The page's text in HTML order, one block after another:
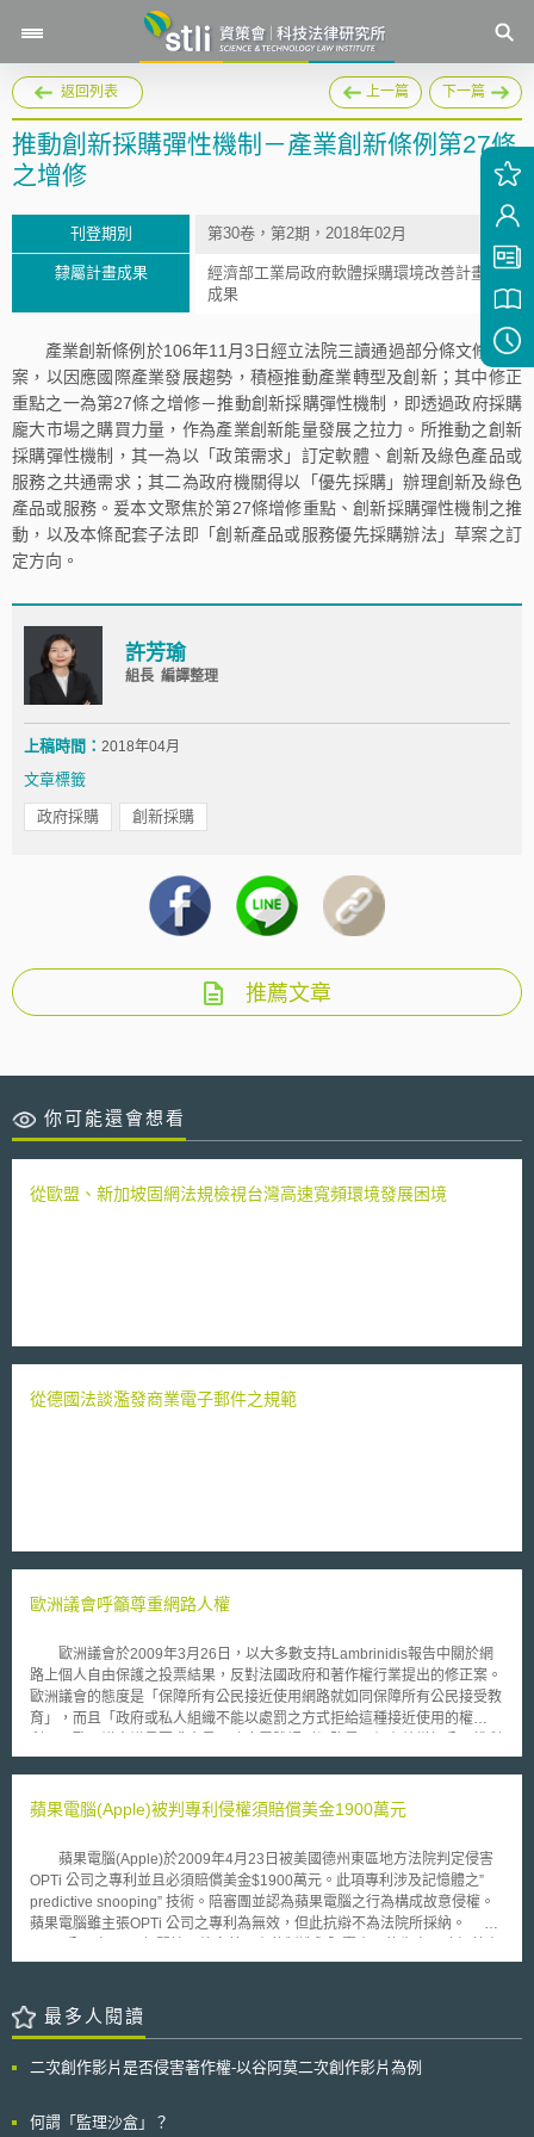
返回列表 上一篇 下一篇
推動創新採購彈性機制－產業創新條例第27條
之增修
刊登期別 第30卷，第2期，2018年02月
隸屬計畫成果
經濟部工業局政府軟體採購環境改善計畫
成果
產業創新條例於106年11月3日經立法院三讀通過部分條文修正草
案，以因應國際產業發展趨勢，積極推動產業轉型及創新；其中修正
重點之一為第27條之增修－推動創新採購彈性機制，即透過政府採購
龐大市場之購買力量，作為產業創新能量發展之拉力。所推動之創新
採購彈性機制，其一為以「政策需求」訂定軟體、創新及綠色產品或
服務之共通需求；其二為政府機關得以「優先採購」辦理創新及綠色
產品或服務。爰本文聚焦於第27條增修重點、創新採購彈性機制之推
動，以及本條配套子法即「創新產品或服務優先採購辦法」草案之訂
定方向。
許芳瑜
組長 編譯整理
上稿時間： 2018年04月
文章標籤
政府採購 創新採購
推薦文章
你可能還會想看
從歐盟、新加坡固網法規檢視台灣高速寬頻環境發展困境
從德國法談濫發商業電子郵件之規範
歐洲議會呼籲尊重網路人權
歐洲議會於2009年3月26日，以大多數支持Lambrinidis報告中關於網
路上個人自由保護之投票結果，反對法國政府和著作權行業提出的修正案。
歐洲議會的態度是「保障所有公民接近使用網路就如同保障所有公民接受教
育」，而且「政府或私人組織不能以處罰之方式拒給這種接近使用的權
義務之特殊機會，就這方面而言，使用網路及網路內容是一個關鍵要素。
使用者(特別是孩童)之必要性，由於使用者可能會因使用網路，而暴露在成
同時也要求在安全及網路使用者基本權利保障中尋求平衡點。 此報告否定
法國所提之修正案，歐洲議會又再度否決由法國努力推動「網路侵權三振法
案」（three strikes file-sharing law)。歐洲議會認為對於所有網路使用者的
監測活動及對於侵權者之處罰有違比例原則。歐洲議會亦公開支持「網路權
利憲章」（Internet Bill of Rights)以及推動「隱私權設計」（privacy by
蘋果電腦(Apple)被判專利侵權須賠償美金1900萬元
蘋果電腦(Apple)於2009年4月23日被美國德州東區地方法院判定侵害
OPTi 公司之專利並且必須賠償美金$1900萬元。此項專利涉及記憶體之”
predictive snooping” 技術。陪審團並認為蘋果電腦之行為構成故意侵權。
蘋果電腦雖主張OPTi 公司之專利為無效，但此抗辯不為法院所採納。
提起侵權訴訟來獲取利益。除了控告蘋果電腦外，OPTi 公司也針對其”
訴訟。由蘋果電腦此次被判敗訴來看，OPTi 公司似乎已準備好擴大藉由它
所擁有的predictive snooping” 技術專利以提起訴訟的方式來獲取授權收
最多人閱讀
二次創作影片是否侵害著作權-以谷阿莫二次創作影片為例
何謂「監理沙盒」？